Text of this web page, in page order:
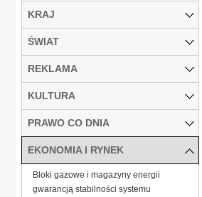
KRAJ
ŚWIAT
REKLAMA
KULTURA
PRAWO CO DNIA
EKONOMIA I RYNEK
Bloki gazowe i magazyny energii
gwarancją stabilności systemu